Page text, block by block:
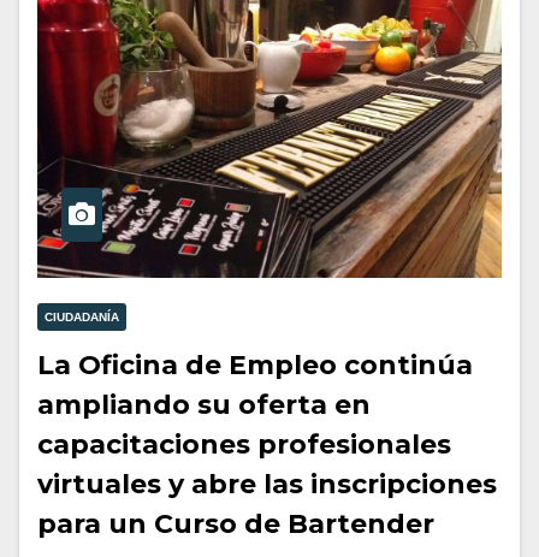
CIUDADANÍA
La Oficina de Empleo continúa
ampliando su oferta en
capacitaciones profesionales
virtuales y abre las inscripciones
para un Curso de Bartender